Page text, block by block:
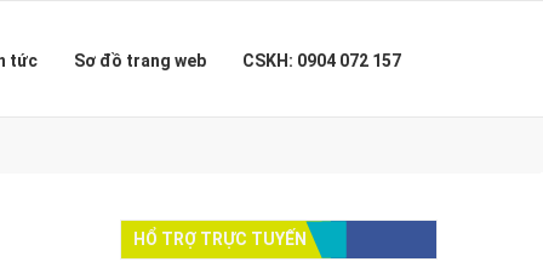
tức Sơ đồ trang web CSKH: 0904 072 157
HỔ TRỢ TRỰC TUYẾN